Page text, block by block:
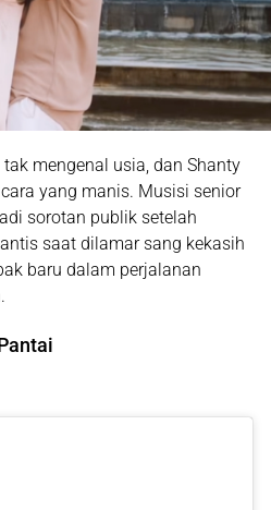
mengenal usia, dan Shanty
yang manis. Musisi senior
sorotan publik setelah
saat dilamar sang kekasih
baru dalam perjalanan